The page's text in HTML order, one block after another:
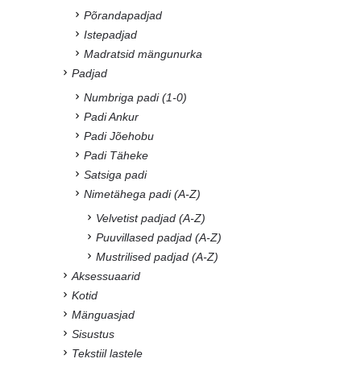
Põrandapadjad
Istepadjad
Madratsid mängunurka
Padjad
Numbriga padi (1-0)
Padi Ankur
Padi Jõehobu
Padi Täheke
Satsiga padi
Nimetähega padi (A-Z)
Velvetist padjad (A-Z)
Puuvillased padjad (A-Z)
Mustrilised padjad (A-Z)
Aksessuaarid
Kotid
Mänguasjad
Sisustus
Tekstiil lastele